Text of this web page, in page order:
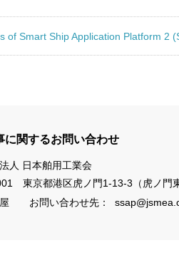
of Smart Ship Application Platform 2
に関するお問い合わせ
人 日本舶用工業会
東京都港区虎ノ門1-13-3（虎ノ門
屋 お問い合わせ先：